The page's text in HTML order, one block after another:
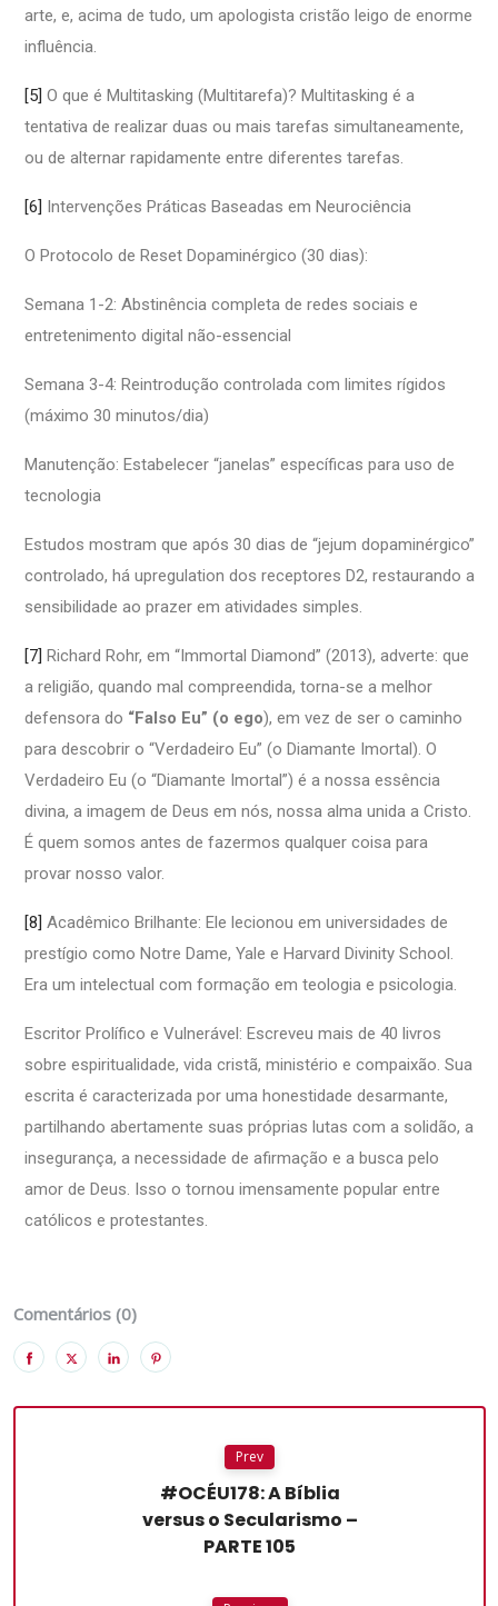
arte, e, acima de tudo, um apologista cristão leigo de enorme
influência.
[5] O que é Multitasking (Multitarefa)? Multitasking é a
tentativa de realizar duas ou mais tarefas simultaneamente,
ou de alternar rapidamente entre diferentes tarefas.
[6] Intervenções Práticas Baseadas em Neurociência
O Protocolo de Reset Dopaminérgico (30 dias):
Semana 1-2: Abstinência completa de redes sociais e
entretenimento digital não-essencial
Semana 3-4: Reintrodução controlada com limites rígidos
(máximo 30 minutos/dia)
Manutenção: Estabelecer “janelas” específicas para uso de
tecnologia
Estudos mostram que após 30 dias de “jejum dopaminérgico”
controlado, há upregulation dos receptores D2, restaurando a
sensibilidade ao prazer em atividades simples.
[7] Richard Rohr, em “Immortal Diamond” (2013), adverte: que
a religião, quando mal compreendida, torna-se a melhor
defensora do “Falso Eu” (o ego), em vez de ser o caminho
para descobrir o “Verdadeiro Eu” (o Diamante Imortal). O
Verdadeiro Eu (o “Diamante Imortal”) é a nossa essência
divina, a imagem de Deus em nós, nossa alma unida a Cristo.
É quem somos antes de fazermos qualquer coisa para
provar nosso valor.
[8] Acadêmico Brilhante: Ele lecionou em universidades de
prestígio como Notre Dame, Yale e Harvard Divinity School.
Era um intelectual com formação em teologia e psicologia.
Escritor Prolífico e Vulnerável: Escreveu mais de 40 livros
sobre espiritualidade, vida cristã, ministério e compaixão. Sua
escrita é caracterizada por uma honestidade desarmante,
partilhando abertamente suas próprias lutas com a solidão, a
insegurança, a necessidade de afirmação e a busca pelo
amor de Deus. Isso o tornou imensamente popular entre
católicos e protestantes.
Comentários (0)
Prev
#OCÉU178: A Bíblia
versus o Secularismo –
PARTE 105